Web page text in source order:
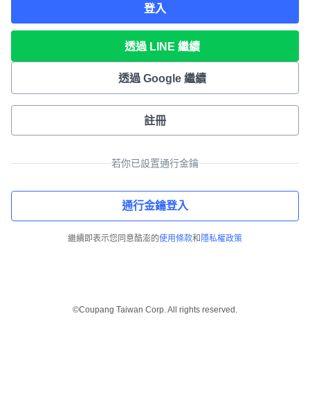
登入
透過 LINE 繼續
透過 Google 繼續
註冊
若你已設置通行金鑰
通行金鑰登入
繼續即表示您同意酷澎的使用條款和 隱私權政策
©Coupang Taiwan Corp. All rights reserved.